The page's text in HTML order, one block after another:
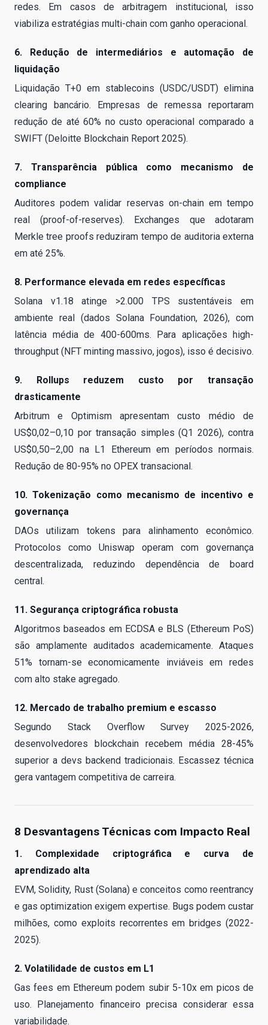
redes. Em casos de arbitragem institucional, isso
viabiliza estratégias multi-chain com ganho operacional.
6. Redução de intermediários e automação de
liquidação
Liquidação T+0 em stablecoins (USDC/USDT) elimina
clearing bancário. Empresas de remessa reportaram
redução de até 60% no custo operacional comparado a
SWIFT (Deloitte Blockchain Report 2025).
7. Transparência pública como mecanismo de
compliance
Auditores podem validar reservas on-chain em tempo
real (proof-of-reserves). Exchanges que adotaram
Merkle tree proofs reduziram tempo de auditoria externa
em até 25%.
8. Performance elevada em redes específicas
Solana v1.18 atinge >2.000 TPS sustentáveis em
ambiente real (dados Solana Foundation, 2026), com
latência média de 400-600ms. Para aplicações high-
throughput (NFT minting massivo, jogos), isso é decisivo.
9. Rollups reduzem custo por transação
drasticamente
Arbitrum e Optimism apresentam custo médio de
US$0,02–0,10 por transação simples (Q1 2026), contra
US$0,50–2,00 na L1 Ethereum em períodos normais.
Redução de 80-95% no OPEX transacional.
10. Tokenização como mecanismo de incentivo e
governança
DAOs utilizam tokens para alinhamento econômico.
Protocolos como Uniswap operam com governança
descentralizada, reduzindo dependência de board
central.
11. Segurança criptográfica robusta
Algoritmos baseados em ECDSA e BLS (Ethereum PoS)
são amplamente auditados academicamente. Ataques
51% tornam-se economicamente inviáveis em redes
com alto stake agregado.
12. Mercado de trabalho premium e escasso
Segundo Stack Overflow Survey 2025-2026,
desenvolvedores blockchain recebem média 28-45%
superior a devs backend tradicionais. Escassez técnica
gera vantagem competitiva de carreira.
8 Desvantagens Técnicas com Impacto Real
1. Complexidade criptográfica e curva de
aprendizado alta
EVM, Solidity, Rust (Solana) e conceitos como reentrancy
e gas optimization exigem expertise. Bugs podem custar
milhões, como exploits recorrentes em bridges (2022-
2025).
2. Volatilidade de custos em L1
Gas fees em Ethereum podem subir 5-10x em picos de
uso. Planejamento financeiro precisa considerar essa
variabilidade.